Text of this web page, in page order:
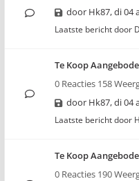
door Hk87,di 04
Laatste bericht door
Te Koop
0 Reacties 158
door Hk87,di 04
Laatste bericht door
Te Koop
0 Reacties 190